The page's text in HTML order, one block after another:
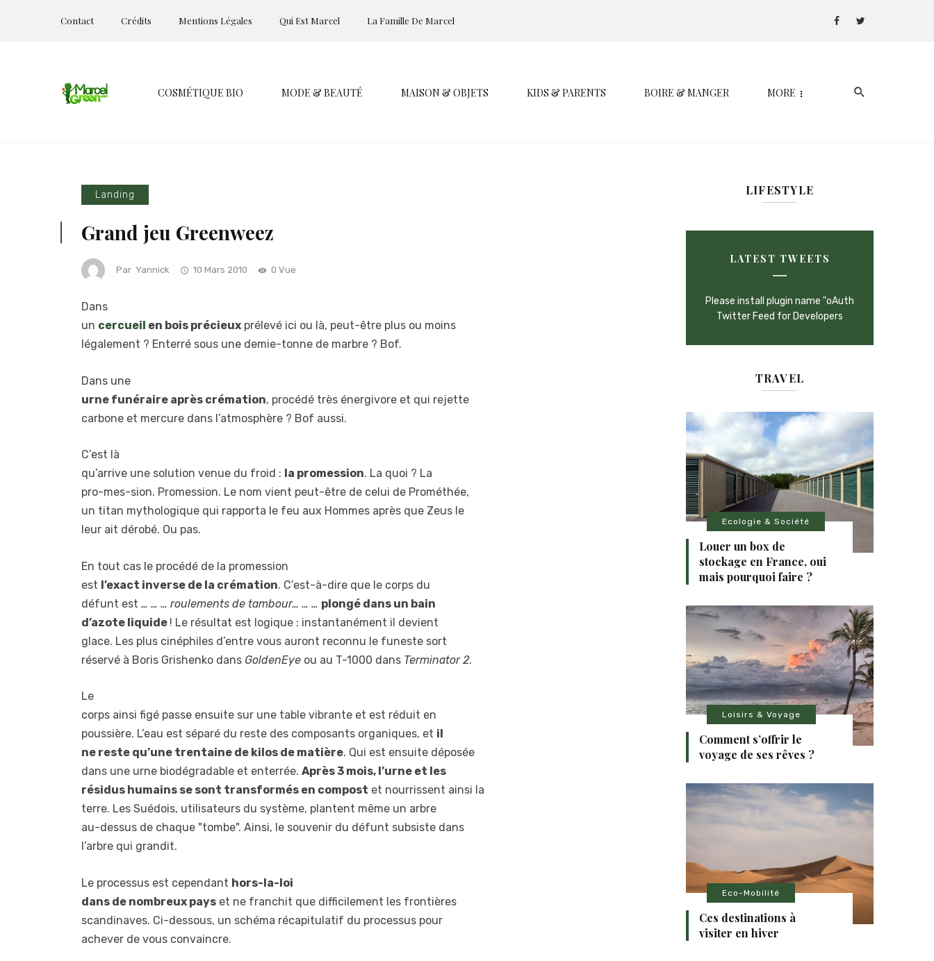
Contact Crédits Mentions Légales Qui Est Marcel La Famille De Marcel
COSMÉTIQUE BIO MODE & BEAUTÉ MAISON & OBJETS KIDS & PARENTS BOIRE & MANGER MORE
Landing
Grand jeu Greenweez
Par Yannick 10 Mars 2010 0 Vue
Dans
un cercueil en bois précieux prélevé ici ou là, peut-être plus ou moins
légalement ? Enterré sous une demie-tonne de marbre ? Bof.
Dans une
urne funéraire après crémation, procédé très énergivore et qui rejette
carbone et mercure dans l’atmosphère ? Bof aussi.
C’est là
qu’arrive une solution venue du froid : la promession. La quoi ? La
pro-mes-sion. Promession. Le nom vient peut-être de celui de Prométhée,
un titan mythologique qui rapporta le feu aux Hommes après que Zeus le
leur ait dérobé. Ou pas.
En tout cas le procédé de la promession
est l’exact inverse de la crémation. C’est-à-dire que le corps du
défunt est … … … roulements de tambour… … … plongé dans un bain
d’azote liquide ! Le résultat est logique : instantanément il devient
glace. Les plus cinéphiles d’entre vous auront reconnu le funeste sort
réservé à Boris Grishenko dans GoldenEye ou au T-1000 dans Terminator 2.
Le
corps ainsi figé passe ensuite sur une table vibrante et est réduit en
poussière. L’eau est séparé du reste des composants organiques, et il
ne reste qu’une trentaine de kilos de matière. Qui est ensuite déposée
dans une urne biodégradable et enterrée. Après 3 mois, l’urne et les
résidus humains se sont transformés en compost et nourrissent ainsi la
terre. Les Suédois, utilisateurs du système, plantent même un arbre
au-dessus de chaque "tombe". Ainsi, le souvenir du défunt subsiste dans
l’arbre qui grandit.
Le processus est cependant hors-la-loi
dans de nombreux pays et ne franchit que difficilement les frontières
scandinaves. Ci-dessous, un schéma récapitulatif du processus pour
achever de vous convaincre.
LIFESTYLE
LATEST TWEETS
Please install plugin name "oAuth
Twitter Feed for Developers
TRAVEL
Ecologie & Société
Louer un box de
stockage en France, oui
mais pourquoi faire ?
Loisirs & Voyage
Comment s’offrir le
voyage de ses rêves ?
Eco-Mobilité
Ces destinations à
visiter en hiver